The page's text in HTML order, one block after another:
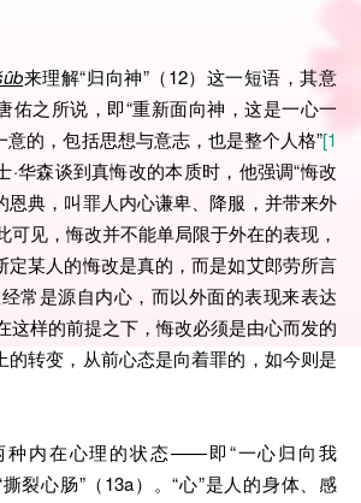
来理解“归向神”（12）这一短语，其意
佑之所说，即“重新面向神，这是一心一
的，包括思想与意志，也是整个人格”[1
·华森谈到真悔改的本质时，他强调“悔改
恩典，叫罪人内心谦卑、降服，并带来外
可见，悔改并不能单局限于外在的表现，
定某人的悔改是真的，而是如艾郎劳所言
常是源自内心，而以外面的表现来表达
这样的前提之下，悔改必须是由心而发的
的转变，从前心态是向着罪的，如今则是
种内在心理的状态——即“一心归向我
撕裂心肠”（13a）。“心”是人的身体、感